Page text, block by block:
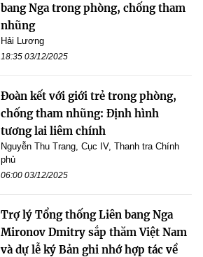
bang Nga trong phòng, chống tham
nhũng
Hải Lương
18:35 03/12/2025
Đoàn kết với giới trẻ trong phòng,
chống tham nhũng: Định hình
tương lai liêm chính
Nguyễn Thu Trang, Cục IV, Thanh tra Chính
phủ
06:00 03/12/2025
Trợ lý Tổng thống Liên bang Nga
Mironov Dmitry sắp thăm Việt Nam
và dự lễ ký Bản ghi nhớ hợp tác về